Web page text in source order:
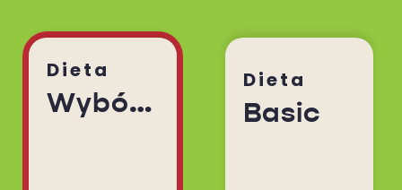
Dieta
Wybór Menu
Dieta
Basic